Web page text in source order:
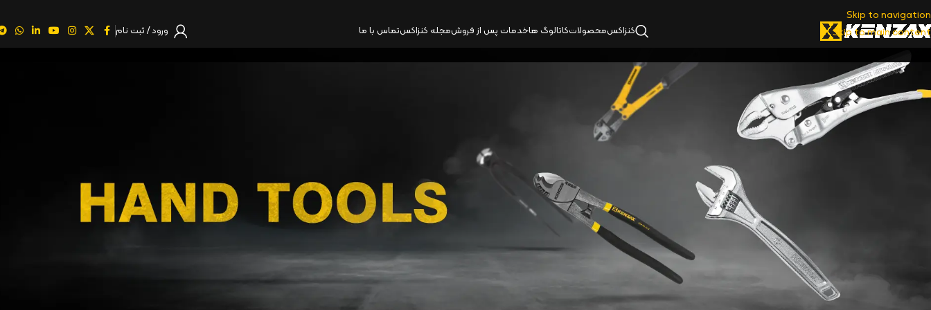
Skip to navigation
Skip to main content
کنزاکسمحصولاتکاتالوگ‌ هاخدمات پس از فروشمجله کنزاکستماس با ما ورود / ثبت نام